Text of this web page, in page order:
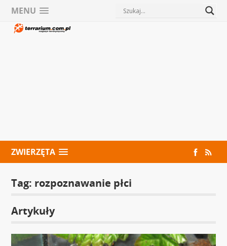
MENU
ZWIERZĘTA
Tag: rozpoznawanie płci
Artykuły